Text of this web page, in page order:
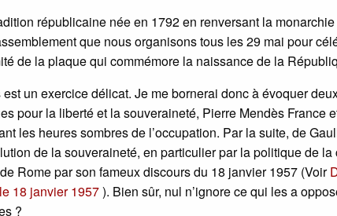
républicaine née en 1792 en renversant la
que nous organisons tous les 29 mai pour
de la plaque qui commémore la naissance de la
un exercice délicat. Je me bornerai donc à évoquer
pour la liberté et la souveraineté, Pierre Mendès France
les heures sombres de l’occupation. Par la suite, de
de la souveraineté, en particulier par la politique de
Rome par son fameux discours du 18 janvier 1957 (Voir
18 janvier 1957). Bien sûr, nul n’ignore ce qui les a
?